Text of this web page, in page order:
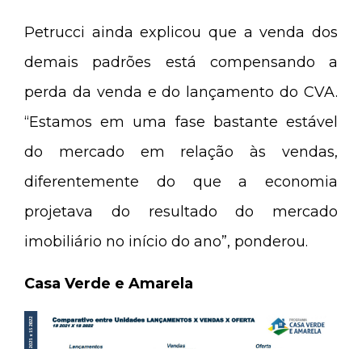
Petrucci ainda explicou que a venda dos
demais padrões está compensando a
perda da venda e do lançamento do CVA.
“Estamos em uma fase bastante estável
do mercado em relação às vendas,
diferentemente do que a economia
projetava do resultado do mercado
imobiliário no início do ano”, ponderou.
Casa Verde e Amarela